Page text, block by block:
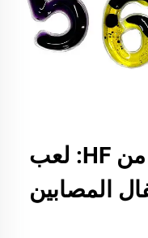
بلاطات سائلة حسية من HF: لعب
المصابين